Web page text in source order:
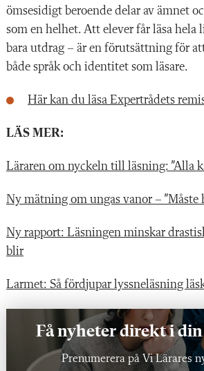
ömsesidigt beroende delar av ämnet
som en helhet. Att elever får läsa hela
bara utdrag – är en förutsättning för
både språk och identitet som läsare.
Här kan du läsa Expertrådets
LÄS MER:
Läraren om nyckeln till läsning: ”Alla
Ny mätning om ungas vanor – ”Måste
Ny rapport: Läsningen minskar
blir
Larmet: Så fördjupar lyssneläsning
Få nyheter direkt i
Prenumerera på Vi Lärares